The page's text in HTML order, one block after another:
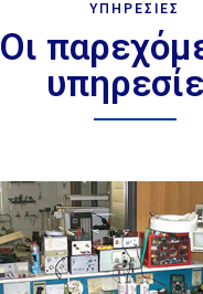
ΥΠΗΡΕΣΙΕΣ
Οι